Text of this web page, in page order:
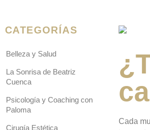
CATEGORÍAS
Belleza y Salud
La Sonrisa de Beatriz
Cuenca
Psicología y Coaching con
Paloma
Cirugía Estética
Cada